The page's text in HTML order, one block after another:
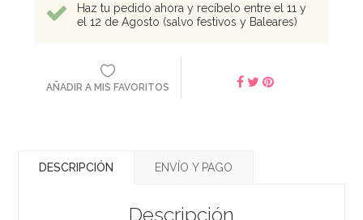
Haz tu pedido ahora y recíbelo entre el 11 y
el 12 de Agosto (salvo festivos y Baleares)
AÑADIR A MIS FAVORITOS
DESCRIPCIÓN ENVÍO Y PAGO
Descripción